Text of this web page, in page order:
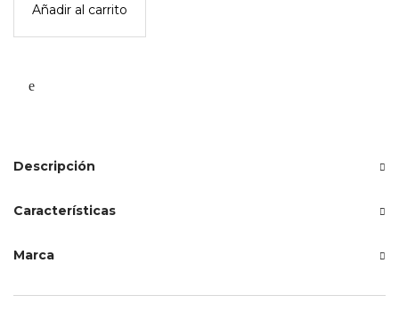
mágicas
meri
Añadir al carrito
Descripción
Características
Marca